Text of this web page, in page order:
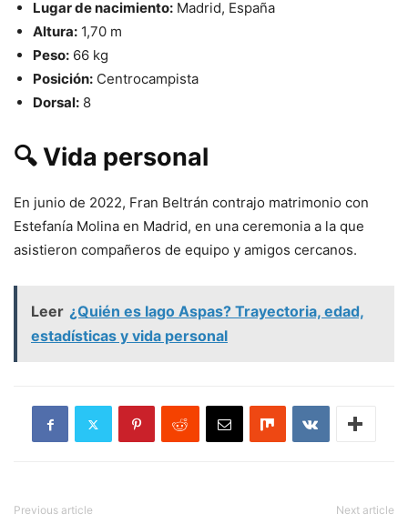
Lugar de nacimiento: Madrid, España
Altura: 1,70 m
Peso: 66 kg
Posición: Centrocampista
Dorsal: 8
🔍 Vida personal
En junio de 2022, Fran Beltrán contrajo matrimonio con
Estefanía Molina en Madrid, en una ceremonia a la que
asistieron compañeros de equipo y amigos cercanos.
Leer ¿Quién es Iago Aspas? Trayectoria, edad,
estadísticas y vida personal
Previous article Next article